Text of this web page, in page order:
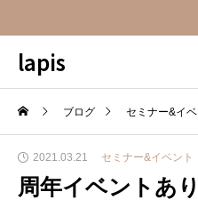
lapis
ブログ セミナー&イベ
2021.03.21 セミナー&イベント
周年イベントあ